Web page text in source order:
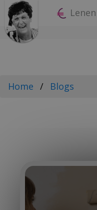
Lenen
Home Blogs